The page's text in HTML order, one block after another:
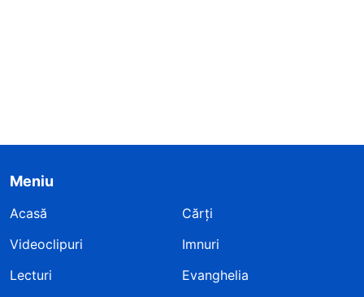
Meniu
Acasă
Cărți
Videoclipuri
Imnuri
Lecturi
Evanghelia